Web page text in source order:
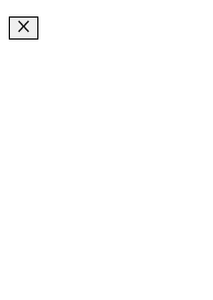
Schließen